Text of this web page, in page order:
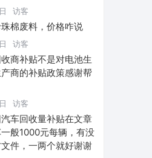
访客
棉废料，价格咋说
访客
商补贴不是对电池生
商的补贴政策感谢帮
访客
车回收量补贴在文章
般1000元每辆，有没
件，一两个就好谢谢